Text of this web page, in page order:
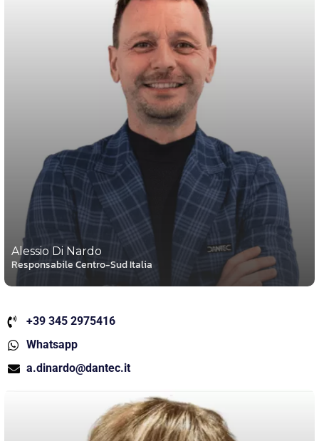
Alessio Di Nardo
Responsabile Centro-Sud Italia
+39 345 2975416
Whatsapp
a.dinardo@dantec.it